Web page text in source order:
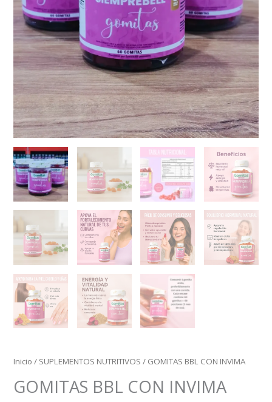
Inicio / SUPLEMENTOS NUTRITIVOS / GOMITAS BBL CON INVIMA
GOMITAS BBL CON INVIMA